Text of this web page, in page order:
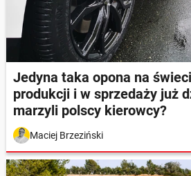
Jedyna taka opona na
produkcji i w sprzedaży już
marzyli polscy kierowcy?
Maciej Brzeziński